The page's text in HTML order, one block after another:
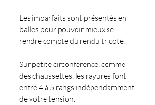
Les imparfaits sont présentés en
balles pour pouvoir mieux se
rendre compte du rendu tricoté.
Sur petite circonférence, comme
des chaussettes, les rayures font
entre 4 à 5 rangs indépendamment
de votre tension.